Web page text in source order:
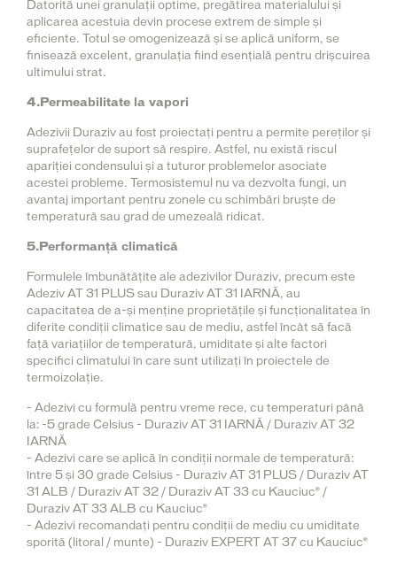
Datorită unei granulații optime, pregătirea materialului și
aplicarea acestuia devin procese extrem de simple și
eficiente. Totul se omogenizează și se aplică uniform, se
finisează excelent, granulația fiind esențială pentru drișcuirea
ultimului strat.
4.Permeabilitate la vapori
Adezivii Duraziv au fost proiectați pentru a permite pereților și
suprafețelor de suport să respire. Astfel, nu există riscul
apariției condensului și a tuturor problemelor asociate
acestei probleme. Termosistemul nu va dezvolta fungi, un
avantaj important pentru zonele cu schimbări bruște de
temperatură sau grad de umezeală ridicat.
5.Performanță climatică
Formulele îmbunătățite ale adezivilor Duraziv, precum este
Adeziv AT 31 PLUS sau Duraziv AT 31 IARNĂ, au
capacitatea de a-și menține proprietățile și funcționalitatea în
diferite condiții climatice sau de mediu, astfel încât să facă
față variațiilor de temperatură, umiditate și alte factori
specifici climatului în care sunt utilizați în proiectele de
termoizolație.
- Adezivi cu formulă pentru vreme rece, cu temperaturi până
la: -5 grade Celsius - Duraziv AT 31 IARNĂ / Duraziv AT 32
IARNĂ
- Adezivi care se aplică în condiții normale de temperatură:
între 5 și 30 grade Celsius - Duraziv AT 31 PLUS / Duraziv AT
31 ALB / Duraziv AT 32 / Duraziv AT 33 cu Kauciuc® /
Duraziv AT 33 ALB cu Kauciuc®
- Adezivi recomandați pentru condiții de mediu cu umiditate
sporită (litoral / munte) - Duraziv EXPERT AT 37 cu Kauciuc®